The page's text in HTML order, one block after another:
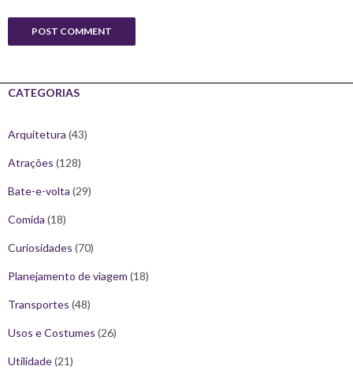
CATEGORIAS
Arquitetura (43)
Atrações (128)
Bate-e-volta (29)
Comida (18)
Curiosidades (70)
Planejamento de viagem (18)
Transportes (48)
Usos e Costumes (26)
Utilidade(21)